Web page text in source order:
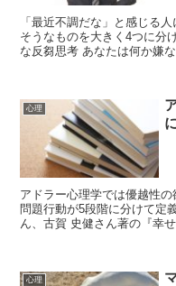
「最近不調だな」と感じる人に向けた
そうなものを大きく4つに分けてまと
な反芻思考 あなたは何か嫌
心理
アドラー心理学では優越性
問題行動が5段階に分けて定義されてい
ん、古賀 史健さん著の『幸
心理